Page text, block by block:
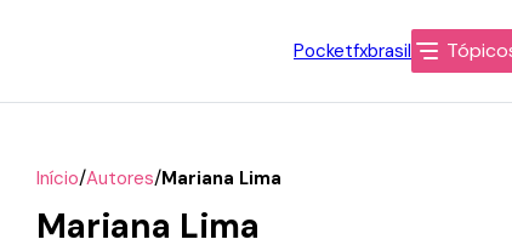
Pocketfxbrasil
Início/Autores/Mariana Lima
Mariana Lima